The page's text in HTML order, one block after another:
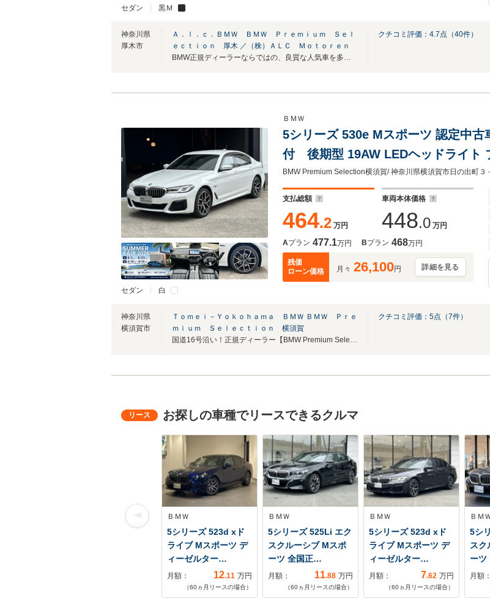
セダン 黒Ｍ
神奈川県
厚木市
Ａ．ｌ．ｃ．ＢＭＷ ＢＭＷ Ｐｒｅｍｉｕｍ Ｓｅｌ
ｅｃｔｉｏｎ 厚木 ／（株）ＡＬＣ Ｍｏｔｏｒｅｎ
BMW正規ディーラーならではの、良質な人気車を多数取り揃えております。
クチコミ評価： 4.7点（40件）
セダン 白
ＢＭＷ
5シリーズ 530e Mスポーツ 認定中
付 後期型 19AW LEDヘッドライト
ートヒーター アンビエントライト 1
支払総額
464.2 万円
車両本体価格
448.0 万円
Aプラン 477.1万円 Bプラン 468万円
残価
ローン価格
月々 26,100円 詳細を見る
神奈川県
横須賀市
Ｔｏｍｅｉ－Ｙｏｋｏｈａｍａ ＢＭＷ ＢＭＷ Ｐｒｅ
ｍｉｕｍ Ｓｅｌｅｃｔｉｏｎ 横須賀
国道16号沿い！正規ディーラー【BMW Premium Selection 横須賀】サービス工場併設店舗
クチコミ評価： 5点（7件）
お探しの車種でリースできるクルマ
ＢＭＷ
5シリーズ 523d xド
ライブ Mスポーツ デ
ィーゼルター…
月額： 12.11 万円
（60ヵ月リースの場合）
ＢＭＷ
5シリーズ 525Li エク
スクルーシブ Mスポ
ーツ 全国正…
月額： 11.88 万円
（60ヵ月リースの場合）
ＢＭＷ
5シリーズ 523d xド
ライブ Mスポーツ デ
ィーゼルター…
月額： 7.62 万円
（60ヵ月リースの場合）
ＢＭ
5シ
スク
ー
月額：